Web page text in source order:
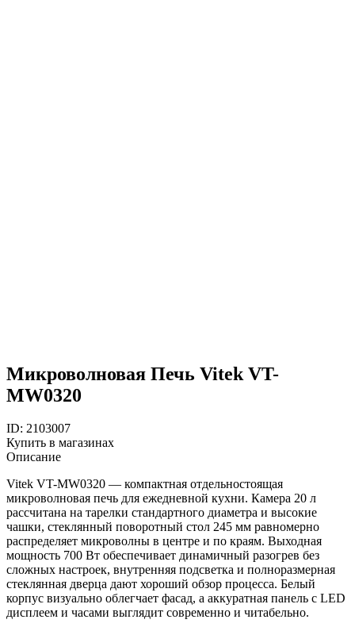
Микроволновая Печь Vitek VT-
MW0320
ID: 2103007
Купить в магазинах
Описание
Vitek VT-MW0320 — компактная отдельностоящая
микроволновая печь для ежедневной кухни. Камера 20 л
рассчитана на тарелки стандартного диаметра и высокие
чашки, стеклянный поворотный стол 245 мм равномерно
распределяет микроволны в центре и по краям. Выходная
мощность 700 Вт обеспечивает динамичный разогрев без
сложных настроек, внутренняя подсветка и полноразмерная
стеклянная дверца дают хороший обзор процесса. Белый
корпус визуально облегчает фасад, а аккуратная панель с LED
дисплеем и часами выглядит современно и читабельно.